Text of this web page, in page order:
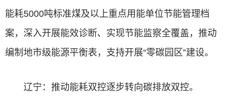
能耗5000吨标准煤及以上重点用能单位节能管理档
案，深入开展能效诊断、实现节能监察全覆盖，推动
编制地市级能源平衡表，支持开展“零碳园区”建设。
辽宁：推动能耗双控逐步转向碳排放双控。